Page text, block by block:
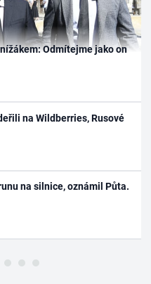
Odmítejme jako on
na Wildberries, Rusové
na silnice, oznámil Půta.